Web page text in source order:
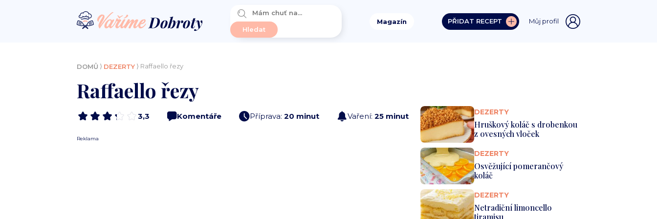
Magazín PŘIDAT RECEPT Můj profil
DOMŮ ⟩ DEZERTY⟩ Raffaello řezy
Raffaello řezy
3,3 Komentáře Příprava:20 minut Vaření: 25 minut
Reklama
DEZERTY
Hruškový koláč s drobenkou
z ovesných vloček
DEZERTY
Osvěžující pomerančový
koláč
DEZERTY
Netradiční limoncello
tiramisu